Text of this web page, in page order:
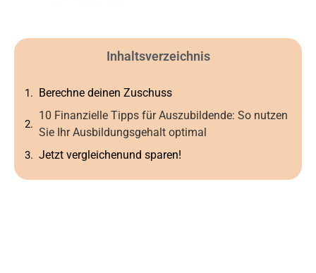
Inhaltsverzeichnis
Berechne deinen Zuschuss
10 Finanzielle Tipps für Auszubildende: So nutzen
Sie Ihr Ausbildungsgehalt optimal
Jetzt vergleichenund sparen!